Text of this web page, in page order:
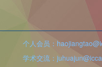
个人会员：
学术交流：